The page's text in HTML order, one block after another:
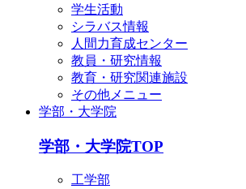
学生活動
シラバス情報
人間力育成センター
教員・研究情報
教育・研究関連施設
その他メニュー
学部・大学院
学部・大学院TOP
工学部